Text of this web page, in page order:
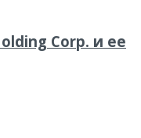
Corp. и ее